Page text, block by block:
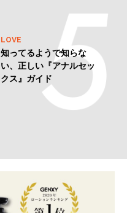
LOVE
知ってるようで知らな
い、正しい『アナルセッ
クス』ガイド